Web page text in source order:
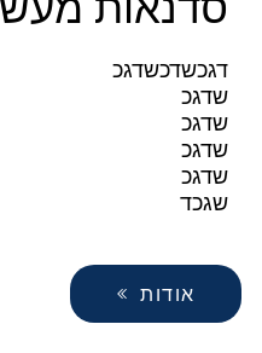
דגכשדכשדגכ
שדגכ
שדגכ
שדגכ
שדגכ
שגכד
אודות